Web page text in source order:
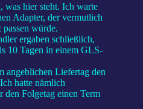
was hier steht. Ich warte
Adapter, der vermutlich
würde.
ergaben schließlich,
10 Tagen in einem GLS-
angeblichen Liefertag den
hatte nämlich
den Folgetag einen Term